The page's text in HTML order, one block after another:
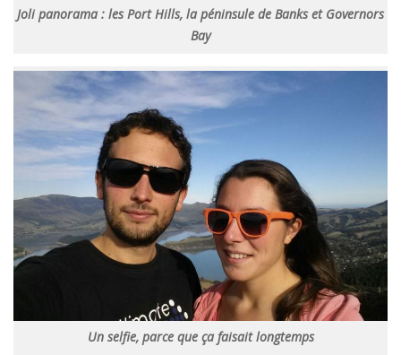
Joli panorama : les Port Hills, la péninsule de Banks et Governors
Bay
Un selfie, parce que ça faisait longtemps